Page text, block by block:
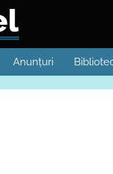
Anunțuri